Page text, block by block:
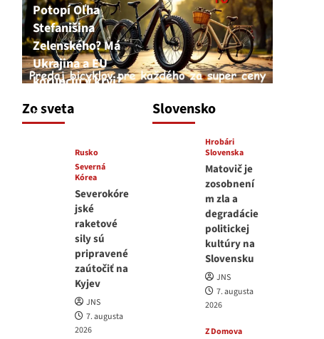
Zo sveta
Potopí Oľha
Stefanišina
Zelenského? Má
Ukrajina a EU
korupciu v krvi?
7. augusta 2026
Rusko
Severná
Kórea
Severokóre
jské
raketové
sily sú
pripravené
zaútočiť na
Kyjev
JNS
7. augusta
2026
Slovensko
Hrobári
Slovenska
Matovič je
zosobnení
m zla a
degradácie
politickej
kultúry na
Slovensku
JNS
7. augusta
2026
Z Domova